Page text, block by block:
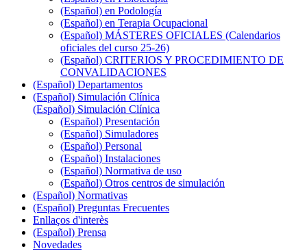
(Español) en Podología
(Español) en Terapia Ocupacional
(Español) MÁSTERES OFICIALES (Calendarios
oficiales del curso 25-26)
(Español) CRITERIOS Y PROCEDIMIENTO DE
CONVALIDACIONES
(Español) Departamentos
(Español) Simulación Clínica
(Español) Simulación Clínica
(Español) Presentación
(Español) Simuladores
(Español) Personal
(Español) Instalaciones
(Español) Normativa de uso
(Español) Otros centros de simulación
(Español) Normativas
(Español) Preguntas Frecuentes
Enllaços d'interès
(Español) Prensa
Novedades